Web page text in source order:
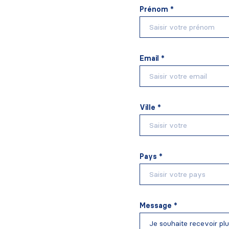
Prénom *
Email *
Ville *
Pays *
Message *